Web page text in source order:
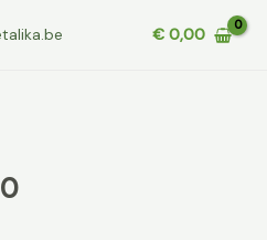
€ 0,00
à